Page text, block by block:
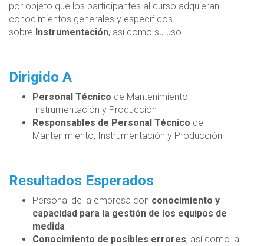
por objeto que los participantes al curso adquieran
conocimientos generales y específicos
sobre Instrumentación, así como su uso.
Dirigido A
Personal Técnico de Mantenimiento,
Instrumentación y Producción
Responsables de Personal Técnico de
Mantenimiento, Instrumentación y Producción
Resultados Esperados
Personal de la empresa con conocimiento y
capacidad para la gestión de los equipos de
medida
Conocimiento de posibles errores, así como la